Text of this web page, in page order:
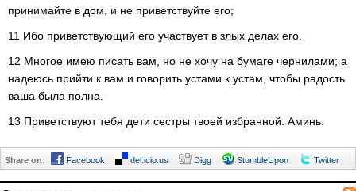
принимайте в дом, и не приветствуйте его;
11 Ибо приветствующий его участвует в злых делах его.
12 Многое имею писать вам, но не хочу на бумаге чернилами; а
надеюсь прийти к вам и говорить устами к устам, чтобы радость
ваша была полна.
13 Приветствуют тебя дети сестры твоей избранной. Аминь.
Share on: Facebook del.icio.us Digg StumbleUpon Twitter